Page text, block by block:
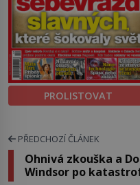
PROLISTOVAT
PŘEDCHOZÍ ČLÁNEK
Ohnivá zkouška a
Windsor po